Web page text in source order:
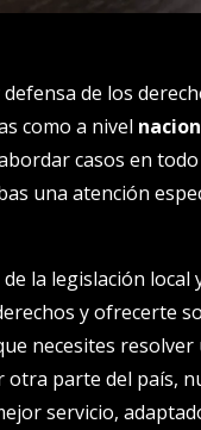
de los
como a nivel
casos en
una atención
la legislación local
y ofrecerte
necesites
otra parte del país,
servicio,